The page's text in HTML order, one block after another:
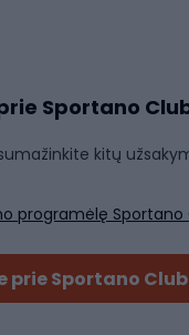
Sportano
kitų
programėlę Sportano
prie Sportano Club